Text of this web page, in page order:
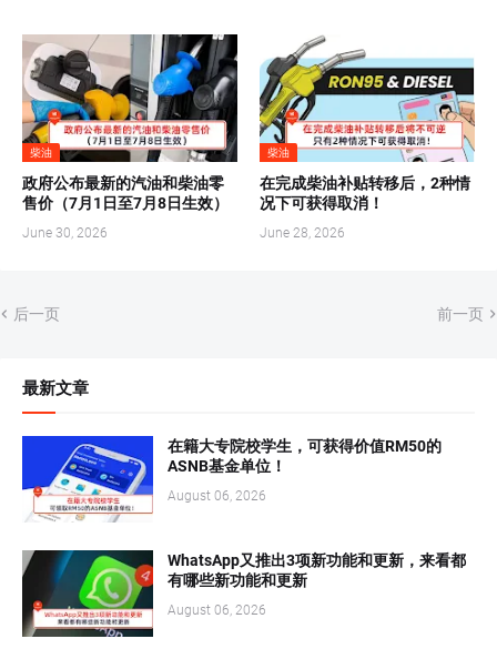
柴油
政府公布最新的汽油和柴油零
售价（7月1日至7月8日生效）
June 30, 2026
柴油
在完成柴油补贴转移后，2种情
况下可获得取消！
June 28, 2026
后一页 前一页
最新文章
在籍大专院校学生，可获得价值RM50的
ASNB基金单位！
August 06, 2026
WhatsApp又推出3项新功能和更新，来看都
有哪些新功能和更新
August 06, 2026